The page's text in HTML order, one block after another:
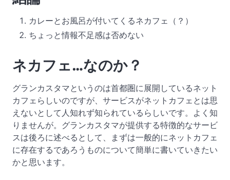
カレーとお風呂が付いてくるネカフェ（？）
ちょっと情報不足感は否めない
ネカフェ…なのか？
グランカスタマというのは首都圏に展開しているネット
カフェらしいのですが、サービスがネットカフェとは思
えないとして人知れず知られているらしいです。よく知
りませんが。グランカスタマが提供する特徴的なサービ
スは後ろに述べるとして、まずは一般的にネットカフェ
に存在するであろうものについて簡単に書いていきたい
かと思います。